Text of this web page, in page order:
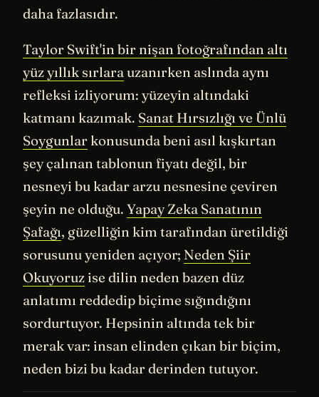
daha fazlasıdır.
Taylor Swift'in bir nişan fotoğrafından altı
yüz yıllık sırlarauzanırken aslında aynı
refleksi izliyorum: yüzeyin altındaki
katmanı kazımak. Sanat Hırsızlığı ve Ünlü
Soygunlar konusunda beni asıl kışkırtan
şey çalınan tablonun fiyatı değil, bir
nesneyi bu kadar arzu nesnesine çeviren
şeyin ne olduğu. Yapay Zeka Sanatının
Şafağı, güzelliğin kim tarafından üretildiği
sorusunu yeniden açıyor; Neden Şiir
Okuyoruz ise dilin neden bazen düz
anlatımı reddedip biçime sığındığını
sordurtuyor. Hepsinin altında tek bir
merak var: insan elinden çıkan bir biçim,
neden bizi bu kadar derinden tutuyor.